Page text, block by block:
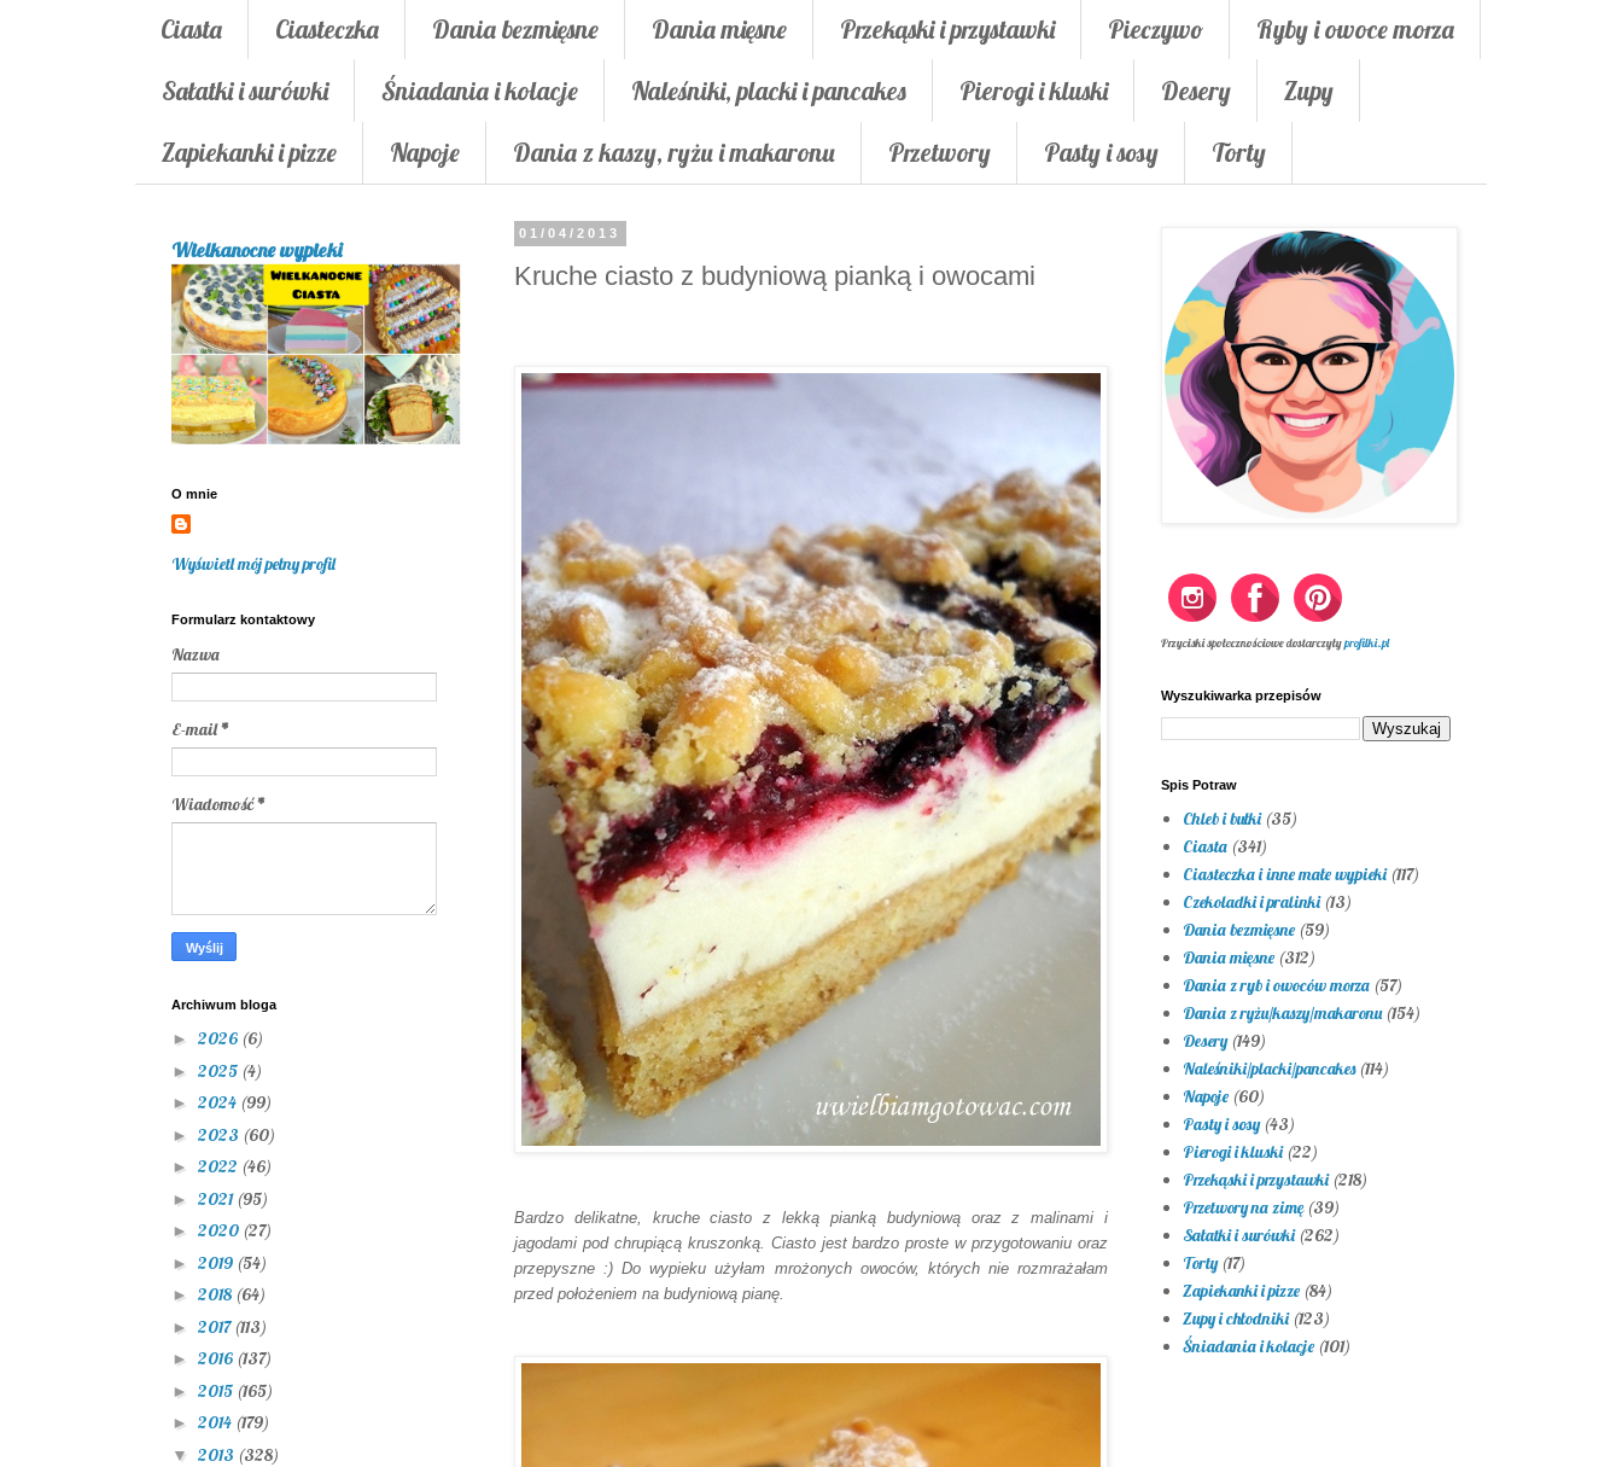
Ciasta Ciasteczka Dania bezmięsne Dania mięsne Przekąski i przystawki Pieczywo
Ryby i owoce morza
Sałatki i surówki
Śniadania i kolacje Naleśniki, placki i pancakes Pierogi i kluski Desery
Zupy
Zapiekanki i pizze
Napoje Dania z kaszy, ryżu i makaronu Przetwory Pasty i sosy Torty
01/04/2013
Kruche ciasto z budyniową pianką i owocami
Bardzo delikatne, kruche ciasto z lekką pianką budyniową oraz z malinami i
jagodami pod chrupiącą kruszonką. Ciasto jest bardzo proste w przygotowaniu oraz
przepyszne :) Do wypieku użyłam mrożonych owoców, których nie rozmrażałam
przedpołożeniem na budyniową pianę.
Wielkanocne wypieki
O mnie
Wyświetl mój pełny profil
Formularz kontaktowy
Nazwa
E-mail*
Wiadomość*
Archiwum bloga
► 2026 (6)
► 2025 (4)
► 2024 (99)
► 2023 (60)
► 2022 (46)
► 2021 (95)
► 2020 (27)
► 2019 (54)
► 2018 (64)
► 2017(113)
► 2016 (137)
► 2015 (165)
► 2014 (179)
▼ 2013 (328)
Przyciski społecznościowe dostarczyłyprofilki.pl
Wyszukiwarka przepisów
Spis Potraw
Chleb i bułki (35)
Ciasta (341)
Ciasteczka i inne małe wypieki (117)
Czekoladki i pralinki (13)
Dania bezmięsne (59)
Dania mięsne (312)
Dania z ryb i owoców morza (57)
Dania z ryżu/kaszy/makaronu (154)
Desery (149)
Naleśniki/placki/pancakes (114)
Napoje (60)
Pasty i sosy (43)
Pierogi i kluski (22)
Przekąski i przystawki (218)
Przetwory na zimę (39)
Sałatki i surówki (262)
Torty (17)
Zapiekanki i pizze (84)
Zupy i chłodniki (123)
Śniadania i kolacje (101)